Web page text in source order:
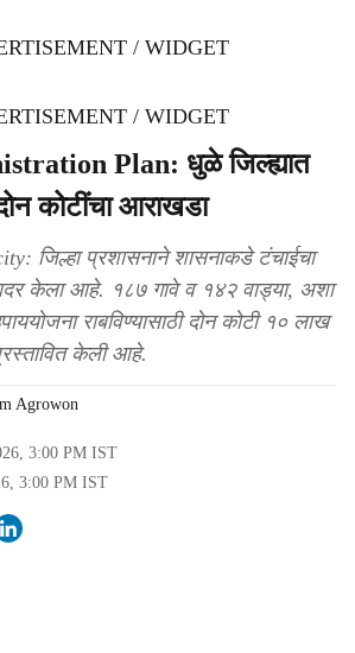
/ WIDGET
/ WIDGET
Plan: धुळे जिल्ह्यात
कोटींचा आराखडा
जिल्हा प्रशासनाने शासनाकडे टंचाईचा
केला आहे. १८७ गावे व १४२ वाड्या, अशा
राबविण्यासाठी दोन कोटी १० लाख
केली आहे.
Agrowon
3:00 PM IST
3:00 PM IST